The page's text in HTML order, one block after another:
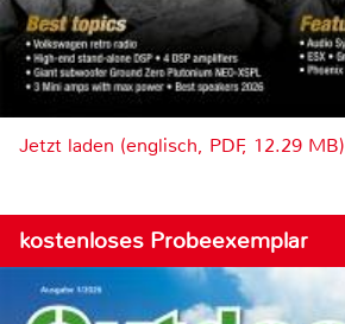
Jetzt laden (englisch, PDF, 12.29 MB)
kostenloses Probeexemplar